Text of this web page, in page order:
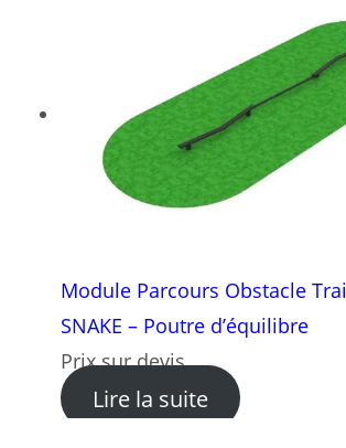
Module Parcours Obstacle
SNAKE – Poutre d’équilibre
Prix sur devis
Lire la suite: Module